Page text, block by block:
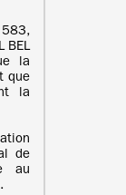
BEL
la
que
la
de
au